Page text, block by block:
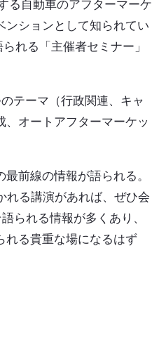
る自動車のアフターマーケ
ンションとして知られてい
れる「主催者セミナー」
テーマ（行政関連、キャ
オートアフターマーケッ
前線の情報が語られる。
れる講演があれば、ぜひ会
られる情報が多くあり、
れる貴重な場になるはず